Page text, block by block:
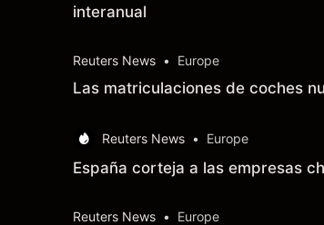
interanual
Reuters News • Europe
Las matriculaciones de coches
Reuters News • Europe
España corteja a las empresas
Reuters News • Europe